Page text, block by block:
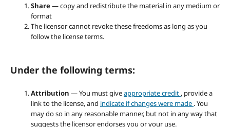
Share— copy and redistribute the material in any medium or
format
The licensor cannot revoke these freedoms as long as you
follow the license terms.
Under the following terms:
Attribution — You must giveappropriate credit , provide a
link to the license, and indicate if changes were made . You
may do so in any reasonable manner, but not in any way that
suggests the licensor endorses you or your use.